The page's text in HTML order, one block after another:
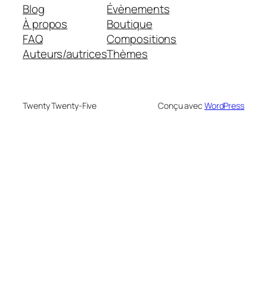
Blog
À propos
FAQ
Auteurs/autrices
Évènements
Boutique
Compositions
Thèmes
Twenty Twenty-Five Conçu avec WordPress